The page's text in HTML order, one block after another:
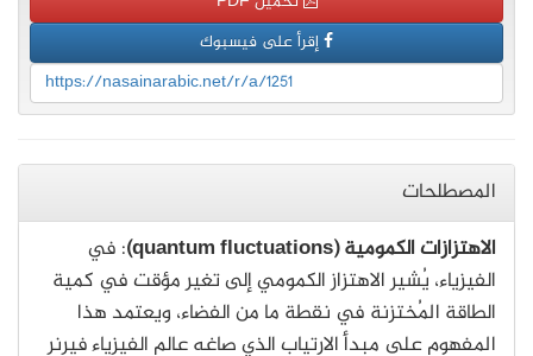
إقرأ على فيسبوك
https://nasainarabic.net/r/a/1251
المصطلحات
الاهتزازات الكمومية (quantum fluctuations)
: في
الفيزياء، يُشير الاهتزاز الكمومي إلى تغير مؤقت في كمية
الطاقة المُختزنة في نقطة ما من الفضاء، ويعتمد هذا
المفهوم على مبدأ الارتياب الذي صاغه عالم الفيزياء فيرنر